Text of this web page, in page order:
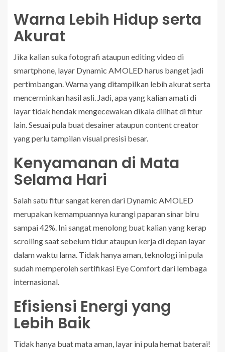
Warna Lebih Hidup serta
Akurat
Jika kalian suka fotografi ataupun editing video di
smartphone, layar Dynamic AMOLED harus banget jadi
pertimbangan. Warna yang ditampilkan lebih akurat serta
mencerminkan hasil asli. Jadi, apa yang kalian amati di
layar tidak hendak mengecewakan dikala dilihat di fitur
lain. Sesuai pula buat desainer ataupun content creator
yang perlu tampilan visual presisi besar.
Kenyamanan di Mata
Selama Hari
Salah satu fitur sangat keren dari Dynamic AMOLED
merupakan kemampuannya kurangi paparan sinar biru
sampai 42%. Ini sangat menolong buat kalian yang kerap
scrolling saat sebelum tidur ataupun kerja di depan layar
dalam waktu lama. Tidak hanya aman, teknologi ini pula
sudah memperoleh sertifikasi Eye Comfort dari lembaga
internasional.
Efisiensi Energi yang
Lebih Baik
Tidak hanya buat mata aman, layar ini pula hemat baterai!